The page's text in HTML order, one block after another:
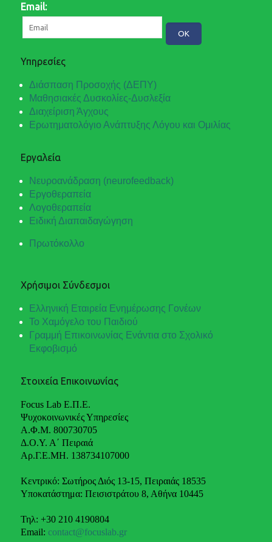
Email:
Υπηρεσίες
Διάσπαση Προσοχής (ΔΕΠΥ)
Μαθησιακές Δυσκολίες-Δυσλεξία
Διαχείριση Άγχους
Ερωτηματολόγιο Ανάπτυξης Λόγου και Ομιλίας
Εργαλεία
Νευροανάδραση (neurofeedback)
Εργοθεραπεία
Λογοθεραπεία
Ειδική Διαπαιδαγώγηση
Πρωτόκολλο
Χρήσιμοι Σύνδεσμοι
Ελληνική Εταιρεία Ενημέρωσης Γονέων
Το Χαμόγελο του Παιδιού
Γραμμή Επικοινωνίας Ενάντια στο Σχολικό
Εκφοβισμό
Στοιχεία Επικοινωνίας
Focus Lab Ε.Π.Ε.
Ψυχοκοινωνικές Υπηρεσίες
Α.Φ.Μ. 800730705
Δ.Ο.Υ. Α΄ Πειραιά
Αρ.Γ.Ε.ΜΗ. 138734107000
Κεντρικό: Σωτήρος Διός 13-15, Πειραιάς 18535
Υποκατάστημα: Πεισιστράτου 8, Αθήνα 10445
Τηλ: +30 210 4190804
Email: contact@focuslab.gr